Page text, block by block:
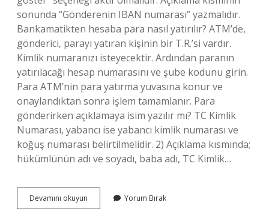
sonunda “Gönderenin IBAN numarası” yazmalıdır.
Bankamatikten hesaba para nasıl yatırılır? ATM’de,
gönderici, parayı yatıran kişinin bir T.R.’si vardır.
Kimlik numaranızı isteyecektir. Ardından paranın
yatırılacağı hesap numarasını ve şube kodunu girin.
Para ATM’nin para yatırma yuvasına konur ve
onaylandıktan sonra işlem tamamlanır. Para
gönderirken açıklamaya isim yazılır mı? TC Kimlik
Numarası, yabancı ise yabancı kimlik numarası ve
koğuş numarası belirtilmelidir. 2) Açıklama kısmında;
hükümlünün adı ve soyadı, baba adı, TC Kimlik…
Devamını okuyun Bankamatikten
Para
Yorum Bırak